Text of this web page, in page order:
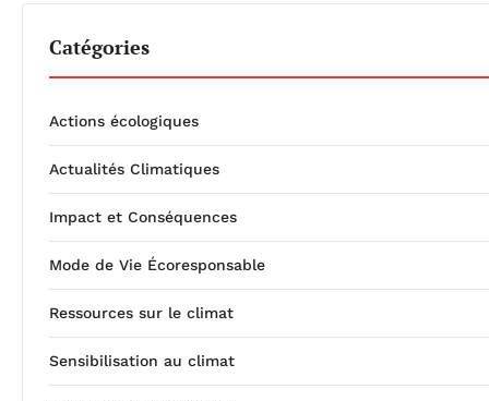
Catégories
Actions écologiques
Actualités Climatiques
Impact et Conséquences
Mode de Vie Écoresponsable
Ressources sur le climat
Sensibilisation au climat